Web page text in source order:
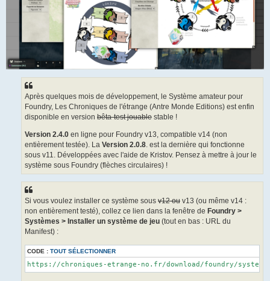
Après quelques mois de développement, le Système amateur pour
Foundry, Les Chroniques de l'étrange (Antre Monde Editions) est enfin
disponible en version bêta-test jouable stable !
Version 2.4.0 en ligne pour Foundry v13, compatible v14 (non
entièrement testée). La Version 2.0.8. est la dernière qui fonctionne
sous v11. Développées avec l'aide de Kristov. Pensez à mettre à jour le
système sous Foundry (flèches circulaires) !
Si vous voulez installer ce système sous v12 ou v13 (ou même v14 :
non entièrement testé), collez ce lien dans la fenêtre de Foundry >
Systèmes > Installer un système de jeu (tout en bas : URL du
Manifest) :
CODE : TOUT SÉLECTIONNER
https://chroniques-etrange-no.fr/download/foundry/